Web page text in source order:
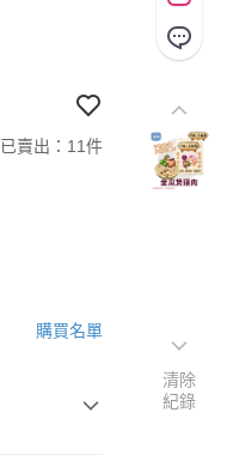
已賣出：11件
購買名單
清除
紀錄